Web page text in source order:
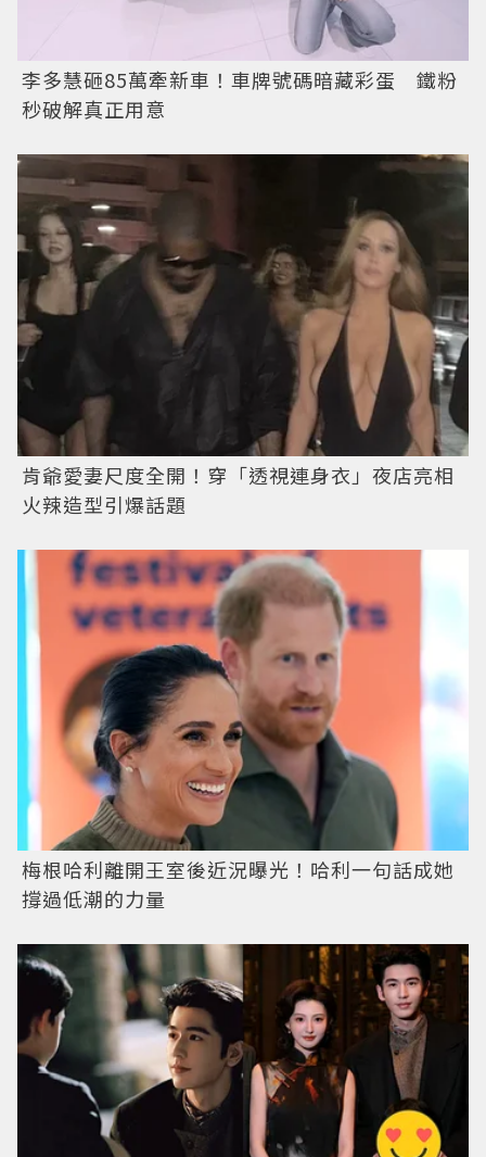
李多慧砸85萬牽新車！車牌號碼暗藏彩蛋 鐵粉
秒破解真正用意
肯爺愛妻尺度全開！穿「透視連身衣」夜店亮相
火辣造型引爆話題
梅根哈利離開王室後近況曝光！哈利一句話成她
撐過低潮的力量